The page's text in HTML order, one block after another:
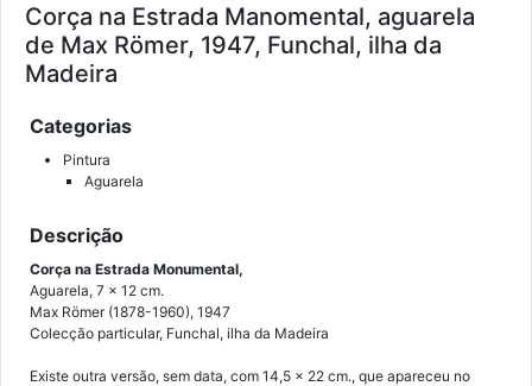
Corça na Estrada Manomental, aguarela
de Max Römer, 1947, Funchal, ilha da
Madeira
Categorias
Pintura
Aguarela
Descrição
Corça na Estrada Monumental,
Aguarela, 7 x 12 cm.
Max Römer (1878-1960), 1947
Colecção particular, Funchal, ilha da Madeira
Existe outra versão, sem data, com 14,5 x 22 cm., que apareceu no